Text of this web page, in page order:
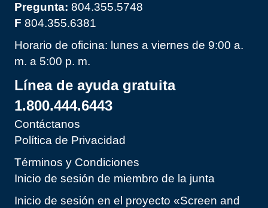
Pregunta: 804.355.5748
F 804.355.6381
Horario de oficina: lunes a viernes de 9:00 a.
m. a 5:00 p. m.
Línea de ayuda gratuita
1.800.444.6443
Contáctanos
Política de Privacidad
Términos y Condiciones
Inicio de sesión de miembro de la junta
Inicio de sesión en el proyecto «Screen and